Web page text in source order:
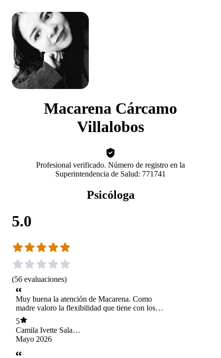
Macarena Cárcamo
Villalobos
Profesional verificado. Número de registro en la
Superintendencia de Salud: 771741
Psicóloga
5.0
(56 evaluaciones)
Muy buena la atención de Macarena. Como
madre valoro la flexibilidad que tiene con los
horarios y su empatía.
5
Camila Ivette Salas
Gómez
Mayo 2026